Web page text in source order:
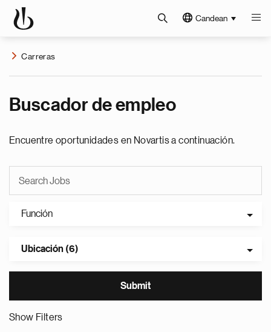
Candean
Carreras
Buscador de empleo
Encuentre oportunidades en Novartis a continuación.
Función
Ubicación (6)
Show Filters